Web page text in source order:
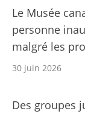
Le Musée
personne
malgré les
30 juin 2026
Des groupes